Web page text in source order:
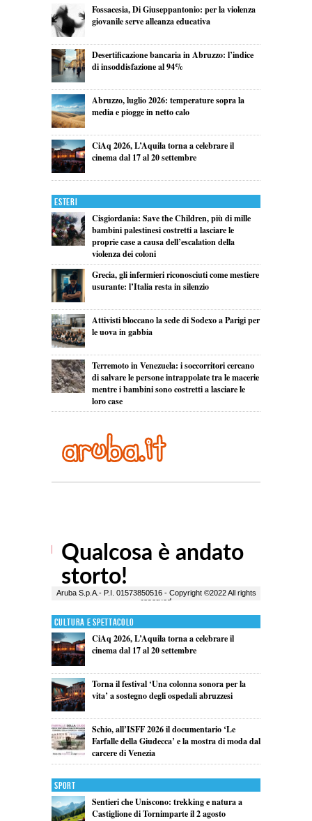
Fossacesia, Di Giuseppantonio: per la violenza
giovanile serve alleanza educativa
Desertificazione bancaria in Abruzzo: l’indice
di insoddisfazione al 94%
Abruzzo, luglio 2026: temperature sopra la
media e piogge in netto calo
CiAq 2026, L’Aquila torna a celebrare il
cinema dal 17 al 20 settembre
Esteri
Cisgiordania: Save the Children, più di mille
bambini palestinesi costretti a lasciare le
proprie case a causa dell’escalation della
violenza dei coloni
Grecia, gli infermieri riconosciuti come mestiere
usurante: l’Italia resta in silenzio
Attivisti bloccano la sede di Sodexo a Parigi per
le uova in gabbia
Terremoto in Venezuela: i soccorritori cercano
di salvare le persone intrappolate tra le macerie
mentre i bambini sono costretti a lasciare le
loro case
Cultura e Spettacolo
CiAq 2026, L’Aquila torna a celebrare il
cinema dal 17 al 20 settembre
Torna il festival ‘Una colonna sonora per la
vita’ a sostegno degli ospedali abruzzesi
Schio, all’ISFF 2026 il documentario ‘Le
Farfalle della Giudecca’ e la mostra di moda dal
carcere di Venezia
Sport
Sentieri che Uniscono: trekking e natura a
Castiglione di Tornimparte il 2 agosto